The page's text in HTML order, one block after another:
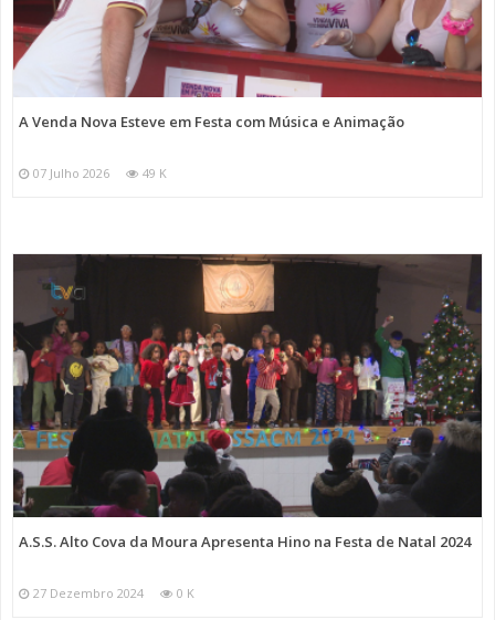
A Venda Nova Esteve em Festa com Música e Animação
07 Julho 2026 49 K
A.S.S. Alto Cova da Moura Apresenta Hino na Festa de Natal 2024
27 Dezembro 2024 0 K